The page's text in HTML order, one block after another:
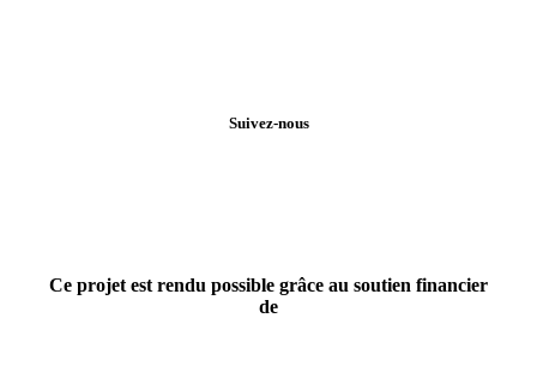
Suivez-nous
Ce projet est rendu possible grâce au soutien financier
de